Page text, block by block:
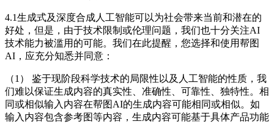
4.1生成式及深度合成人工智能可以为社会带来当前和潜在的
好处，但是，由于技术限制或伦理问题，我们也十分关注AI
技术能力被滥用的可能。我们在此提醒，您选择和使用帮图
AI，应充分知悉并同意：
（1） 鉴于现阶段科学技术的局限性以及人工智能的性质，我
们难以保证生成内容的真实性、准确性、可靠性、独特性。相
同或相似输入内容在帮图AI的生成内容可能相同或相似。如
输入内容包含参考图等内容，生成内容可能基于具体产品功能